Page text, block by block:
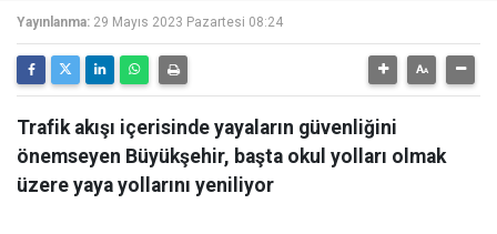
Yayınlanma: 29 Mayıs 2023 Pazartesi 08:24
Trafik akışı içerisinde yayaların güvenliğini
önemseyen Büyükşehir, başta okul yolları olmak
üzere yaya yollarını yeniliyor